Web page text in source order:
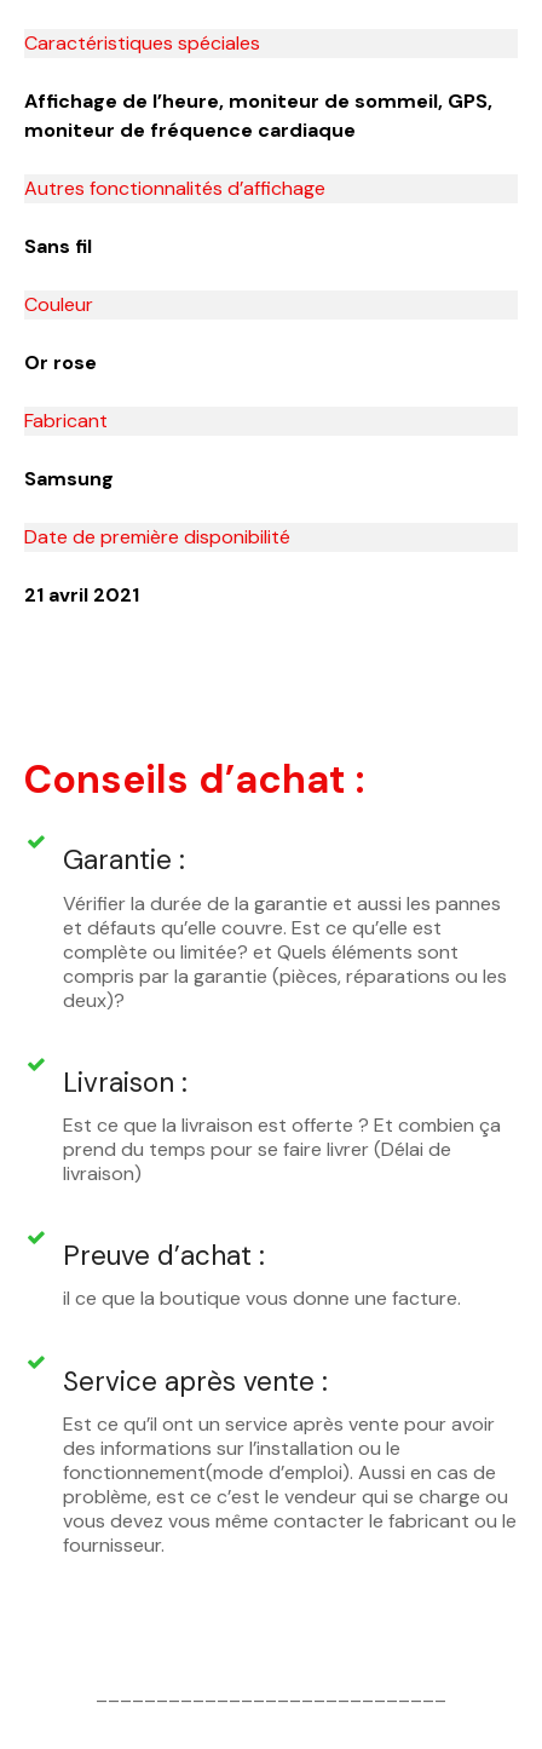
Caractéristiques spéciales
Affichage de l’heure, moniteur de sommeil, GPS,
moniteur de fréquence cardiaque
Autres fonctionnalités d’affichage
Sans fil
Couleur
Or rose
Fabricant
Samsung
Date de première disponibilité
21 avril 2021
Conseils d’achat :
Garantie :
Vérifier la durée de la garantie et aussi les pannes
et défauts qu’elle couvre. Est ce qu’elle est
complète ou limitée? et Quels éléments sont
compris par la garantie (pièces, réparations ou les
deux)?
Livraison :
Est ce que la livraison est offerte ? Et combien ça
prend du temps pour se faire livrer (Délai de
livraison)
Preuve d’achat :
il ce que la boutique vous donne une facture.
Service après vente :
Est ce qu’il ont un service après vente pour avoir
des informations sur l’installation ou le
fonctionnement(mode d’emploi). Aussi en cas de
problème, est ce c’est le vendeur qui se charge ou
vous devez vous même contacter le fabricant ou le
fournisseur.